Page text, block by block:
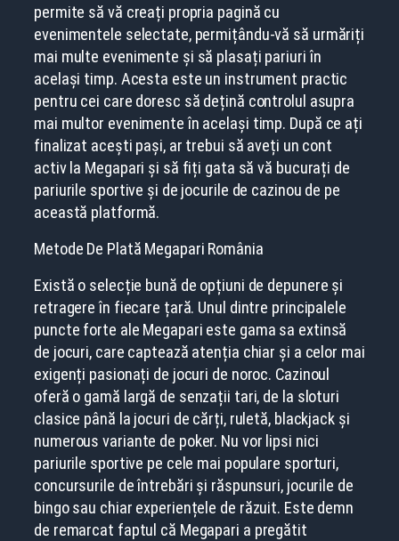
permite să vă creați propria pagină cu
evenimentele selectate, permițându-vă să urmăriți
mai multe evenimente și să plasați pariuri în
același timp. Acesta este un instrument practic
pentru cei care doresc să dețină controlul asupra
mai multor evenimente în același timp. După ce ați
finalizat acești pași, ar trebui să aveți un cont
activ la Megapari și să fiți gata să vă bucurați de
pariurile sportive și de jocurile de cazinou de pe
această platformă.
Metode De Plată Megapari România
Există o selecție bună de opțiuni de depunere și
retragere în fiecare țară. Unul dintre principalele
puncte forte ale Megapari este gama sa extinsă
de jocuri, care captează atenția chiar și a celor mai
exigenți pasionați de jocuri de noroc. Cazinoul
oferă o gamă largă de senzații tari, de la sloturi
clasice până la jocuri de cărți, ruletă, blackjack și
numerous variante de poker. Nu vor lipsi nici
pariurile sportive pe cele mai populare sporturi,
concursurile de întrebări și răspunsuri, jocurile de
bingo sau chiar experiențele de răzuit. Este demn
de remarcat faptul că Megapari a pregătit